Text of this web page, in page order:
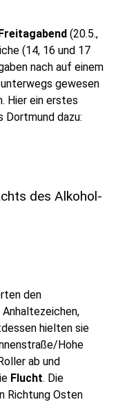
(20.5.,
(14, 16 und 17
nach auf einem
unterwegs gewesen
Hier ein erstes
Dortmund dazu:
des Alkohol-
den
hielten sie
Hohe
ab und
Flucht. Die
Richtung Osten